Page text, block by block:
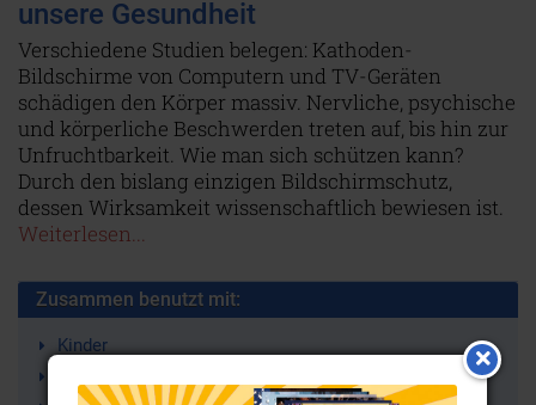
unsere Gesundheit
Verschiedene Studien belegen: Kathoden-
Bildschirme von Computern und TV-Geräten
schädigen den Körper massiv. Nervliche, psychische
und körperliche Beschwerden treten auf, bis hin zur
Unfruchtbarkeit. Wie man sich schützen kann?
Durch den bislang einzigen Bildschirmschutz,
dessen Wirksamkeit wissenschaftlich bewiesen ist.
Weiterlesen...
Zusammen benutzt mit:
Kinder